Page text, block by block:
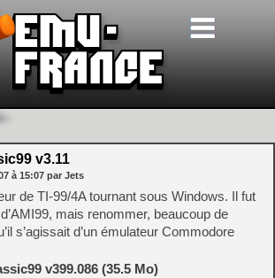
v3.11
à 15:07 par Jets
de TI-99/4A tournant sous Windows. Il fut
mais renommer, beaucoup de
s’agissait d’un émulateur Commodore
v399.086 (35.5 Mo)